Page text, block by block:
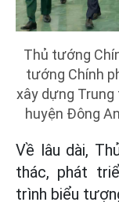
Thủ tướng
tướng Chính
xây dựng Trung
huyện Đông
Về lâu dài,
thác, phát
trình biểu